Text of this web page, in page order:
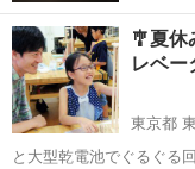
🎐夏休
レベ
東京都
と大型乾電池でぐるぐる